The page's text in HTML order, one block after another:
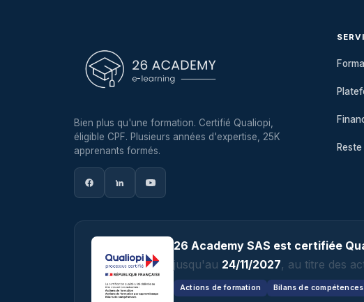
Bien plus qu'une formation. Certifié Qualiopi,
éligible CPF. Plusieurs années d'expertise, 25K
apprenants formés.
26 Academy SAS est certifiée
jusqu'au 24/11/2027, au titre des
Actions de formation Bilans de compétences